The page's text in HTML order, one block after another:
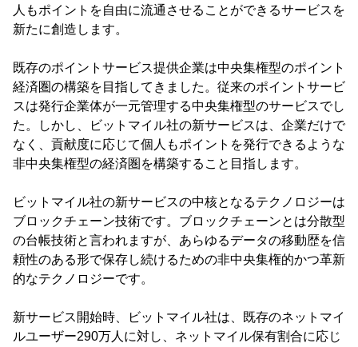
人もポイントを自由に流通させることができるサービスを
新たに創造します。
既存のポイントサービス提供企業は中央集権型のポイント
経済圏の構築を目指してきました。従来のポイントサービ
スは発行企業体が一元管理する中央集権型のサービスでし
た。しかし、ビットマイル社の新サービスは、企業だけで
なく、貢献度に応じて個人もポイントを発行できるような
非中央集権型の経済圏を構築すること目指します。
ビットマイル社の新サービスの中核となるテクノロジーは
ブロックチェーン技術です。ブロックチェーンとは分散型
の台帳技術と言われますが、あらゆるデータの移動歴を信
頼性のある形で保存し続けるための非中央集権的かつ革新
的なテクノロジーです。
新サービス開始時、ビットマイル社は、既存のネットマイ
ルユーザー290万人に対し、ネットマイル保有割合に応じ